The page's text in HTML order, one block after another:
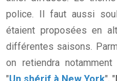
police. Il faut aussi
étaient proposées en
différentes saisons.
on retiendra notamment